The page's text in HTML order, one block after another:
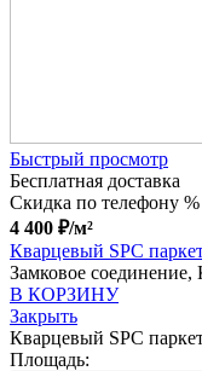
Быстрый просмотр
Бесплатная доставка
Скидка по телефону %
4 400 ₽/м²
Кварцевый SPC
Замковое
В КОРЗИНУ
Закрыть
Кварцевый SPC
Площадь: